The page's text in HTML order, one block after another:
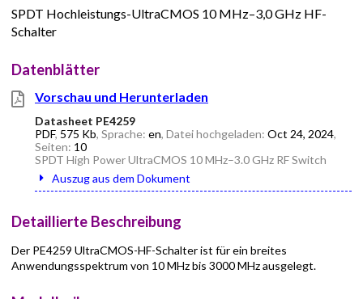
SPDT Hochleistungs-UltraCMOS 10 MHz–3,0 GHz HF-
Schalter
Datenblätter
Vorschau und Herunterladen
Datasheet PE4259
PDF, 575 Kb, Sprache: en, Datei hochgeladen: Oct 24, 2024,
Seiten: 10
SPDT High Power UltraCMOS 10 MHz–3.0 GHz RF Switch
Auszug aus dem Dokument
Detaillierte Beschreibung
Der PE4259 UltraCMOS-HF-Schalter ist für ein breites
Anwendungsspektrum von 10 MHz bis 3000 MHz ausgelegt.